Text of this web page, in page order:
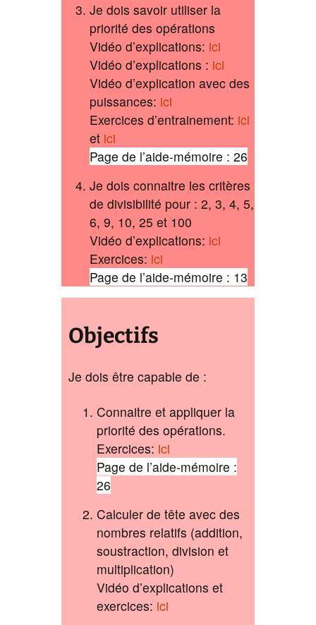
Je dois savoir utiliser la
priorité des opérations
Vidéo d’explications: ici
Vidéo d’explications : ici
Vidéo d’explication avec des
puissances: ici
Exercices d’entrainement: ici
et ici
Page de l’aide-mémoire : 26
Je dois connaitre les critères
de divisibilité pour : 2, 3, 4, 5,
6, 9, 10, 25 et 100
Vidéo d’explications: ici
Exercices: ici
Page de l’aide-mémoire : 13
Objectifs
Je dois être capable de :
Connaitre et appliquer la
priorité des opérations.
Exercices: ici
Page de l’aide-mémoire :
26
Calculer de tête avec des
nombres relatifs (addition,
soustraction, division et
multiplication)
Vidéo d’explications et
exercices: ici